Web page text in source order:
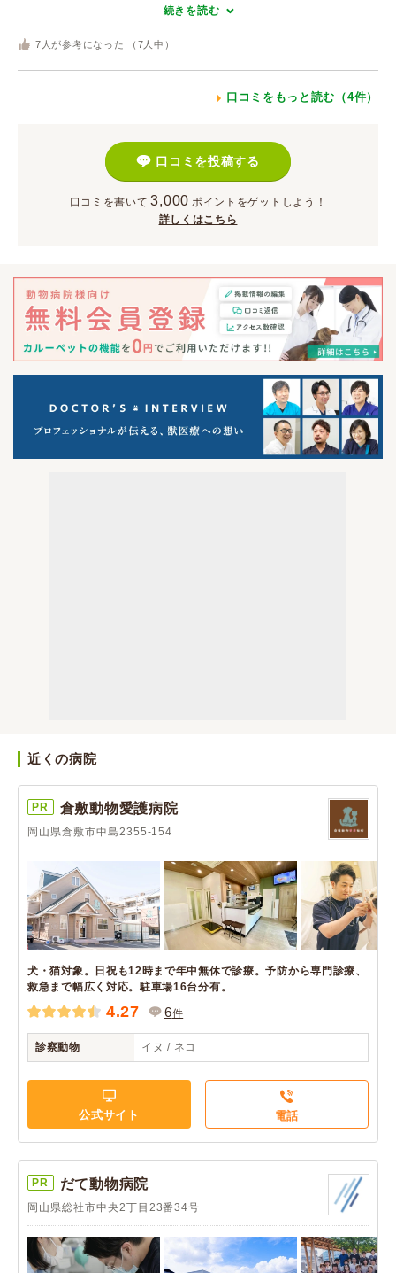
続きを読む
7 人が参考になった （ 7 人中）
口コミをもっと読む（4件）
口コミを投稿する
口コミを書いて 3,000 ポイント をゲットしよう！
詳しくはこちら
近くの病院
PR 倉敷動物愛護病院
岡山県倉敷市中島2355-154
犬・猫対象。日祝も12時まで年中無休で診療。予防から専門診療、
救急まで幅広く対応。駐車場16台分有。
4.27 6件
診察動物 イヌ / ネコ
公式サイト 電話
PR だて動物病院
岡山県総社市中央2丁目23番34号